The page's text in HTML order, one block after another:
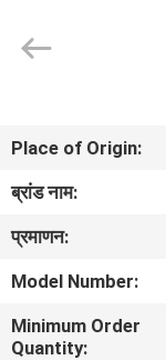
उत्पादों
वीआर
and
Mechanical
Place of Origin:
ब्रांड नाम:
प्रमाणन:
Model Number:
Minimum Order
Quantity: